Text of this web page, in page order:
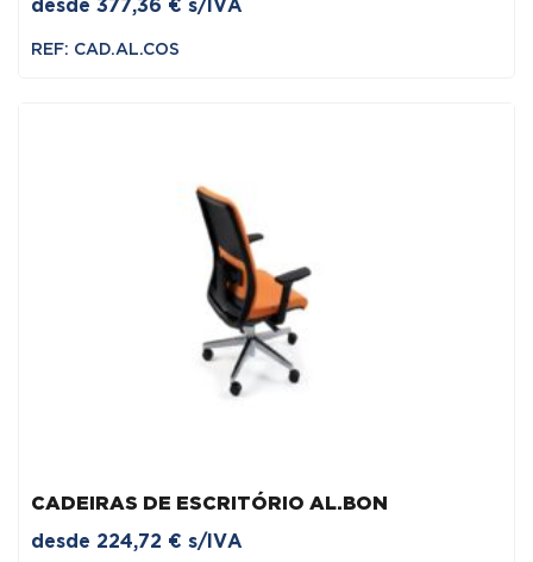
desde 377,36 € s/IVA
REF: CAD.AL.COS
CADEIRAS DE ESCRITÓRIO AL.BON
desde 224,72 € s/IVA